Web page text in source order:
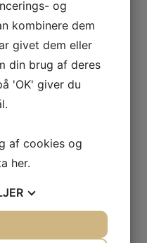
og
kombinere dem
givet dem eller
din brug af deres
'OK' giver du
af cookies og
her.